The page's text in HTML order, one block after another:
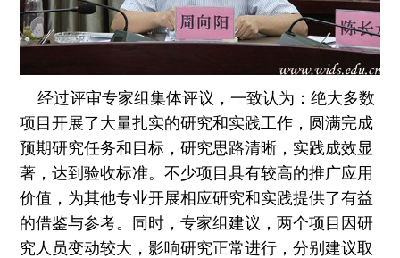
经过评审专家组集体评议，一致认为：绝大多数
项目开展了大量扎实的研究和实践工作，圆满完成
预期研究任务和目标，研究思路清晰，实践成效显
著，达到验收标准。不少项目具有较高的推广应用
价值，为其他专业开展相应研究和实践提供了有益
的借鉴与参考。同时，专家组建议，两个项目因研
究人员变动较大，影响研究正常进行，分别建议取